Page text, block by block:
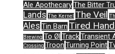
Ale ApothecaryThe Bitter
Lands The Kernel The Veil
Ales Tin Barn Tired
Brewing To Øl TrackTransient
Crossing Troon Turning Point